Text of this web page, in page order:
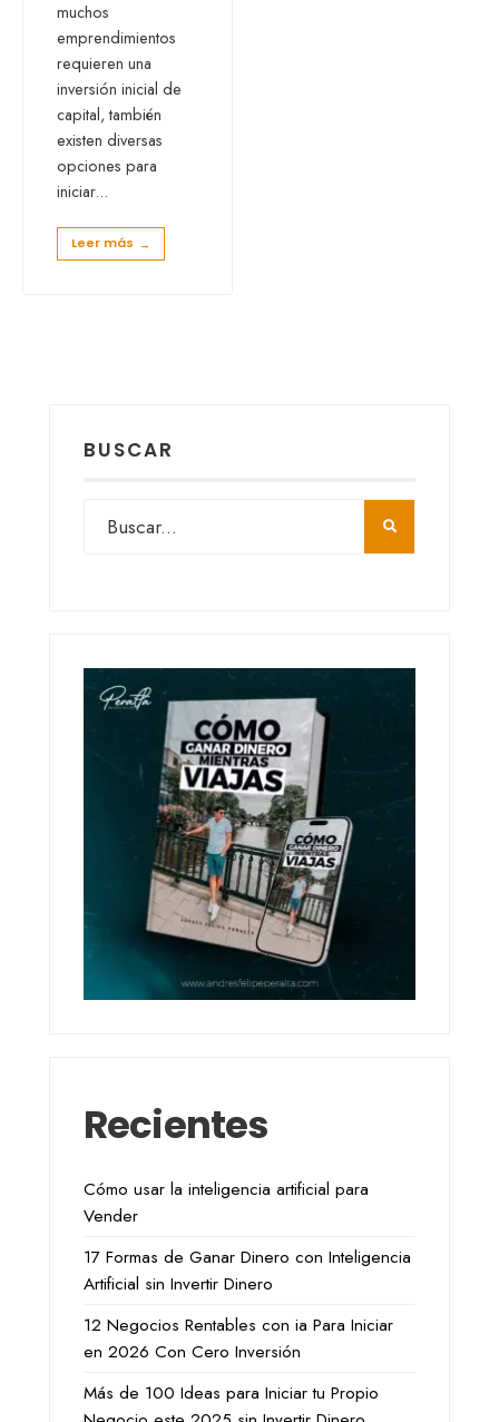
muchos
emprendimientos
requieren una
inversión inicial de
capital, también
existen diversas
opciones para
iniciar...
Leer más →
BUSCAR
Recientes
Cómo usar la inteligencia artificial para
Vender
17 Formas de Ganar Dinero con Inteligencia
Artificial sin Invertir Dinero
12 Negocios Rentables con ia Para Iniciar
en 2026 Con Cero Inversión
Más de 100 Ideas para Iniciar tu Propio